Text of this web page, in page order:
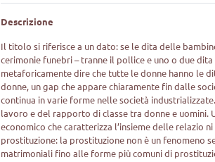
Descrizione
Il titolo si riferisce a un dato: se le dita delle
cerimonie funebri – tranne il pollice e uno o due
metaforicamente dire che tutte le donne hanno le
donne, un gap che appare chiaramente fin dalle
continua in varie forme nelle società
lavoro e del rapporto di classe tra donne e uomini.
economico che caratterizza l’insieme delle relazio
prostituzione: la prostituzione non è un fenomeno
matrimoniali fino alle forme più comuni di